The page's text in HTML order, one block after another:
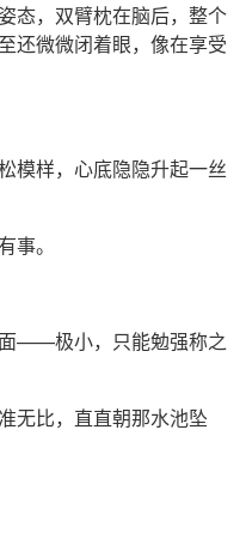
态，双臂枕在脑后，整个
还微微闭着眼，像在享受
模样，心底隐隐升起一丝
。
——极小，只能勉强称之
无比，直直朝那水池坠